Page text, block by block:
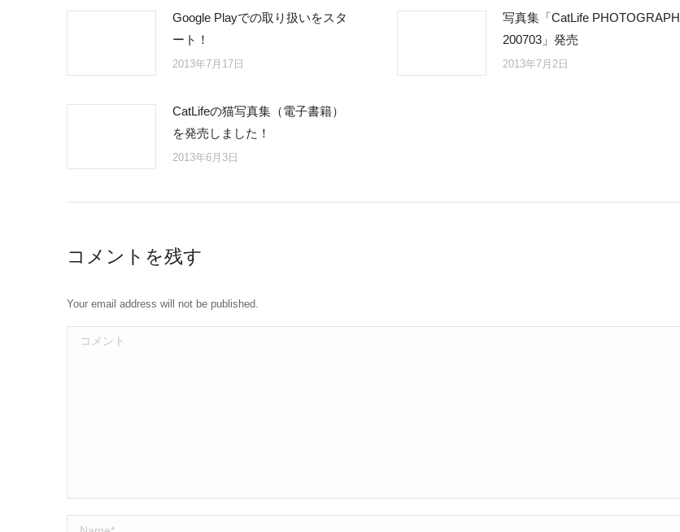
Google Playでの取り扱いをスタ
ート！
2013年7月17日
写真集「CatLife PHOTOGRAPH
200703」発売
2013年7月2日
CatLifeの猫写真集（電子書籍）
を発売しました！
2013年6月3日
コメントを残す
Your email address will not be published.
コメント
Name *